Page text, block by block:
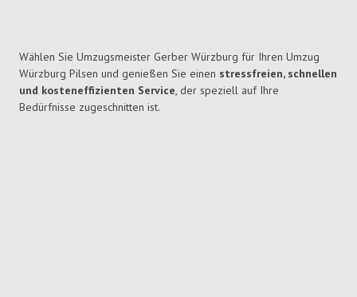
Wählen Sie Umzugsmeister Gerber Würzburg für Ihren Umzug
Würzburg Pilsen und genießen Sie einen stressfreien, schnellen
und kosteneffizienten Service, der speziell auf Ihre
Bedürfnisse zugeschnitten ist.